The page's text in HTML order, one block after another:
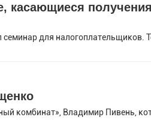
касающиеся
для налогоплательщиков.
комбинат», Владимир Пивень,